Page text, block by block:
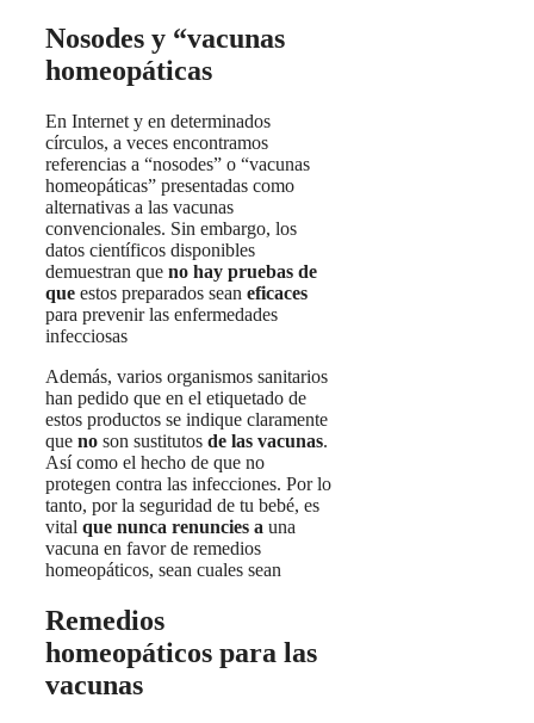
Nosodes y “vacunas
homeopáticas
En Internet y en determinados
círculos, a veces encontramos
referencias a “nosodes” o “vacunas
homeopáticas” presentadas como
alternativas a las vacunas
convencionales. Sin embargo, los
datos científicos disponibles
demuestran que no hay pruebas de
que estos preparados sean eficaces
para prevenir las enfermedades
infecciosas
Además, varios organismos sanitarios
han pedido que en el etiquetado de
estos productos se indique claramente
que no son sustitutos de las vacunas.
Así como el hecho de que no
protegen contra las infecciones. Por lo
tanto, por la seguridad de tu bebé, es
vital que nunca renuncies a una
vacuna en favor de remedios
homeopáticos, sean cuales sean
Remedios
homeopáticos para las
vacunas